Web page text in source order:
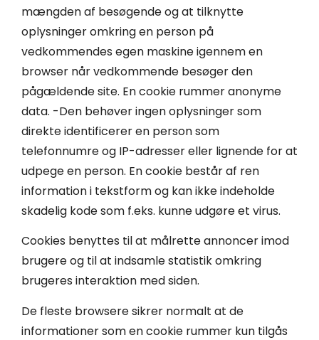
mængden af besøgende og at tilknytte
oplysninger omkring en person på
vedkommendes egen maskine igennem en
browser når vedkommende besøger den
pågældende site. En cookie rummer anonyme
data. -Den behøver ingen oplysninger som
direkte identificerer en person som
telefonnumre og IP-adresser eller lignende for at
udpege en person. En cookie består af ren
information i tekstform og kan ikke indeholde
skadelig kode som f.eks. kunne udgøre et virus.
Cookies benyttes til at målrette annoncer imod
brugere og til at indsamle statistik omkring
brugeres interaktion med siden.
De fleste browsere sikrer normalt at de
informationer som en cookie rummer kun tilgås